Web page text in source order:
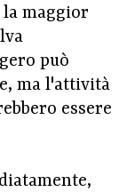
la maggior
può
ma l'attività
essere